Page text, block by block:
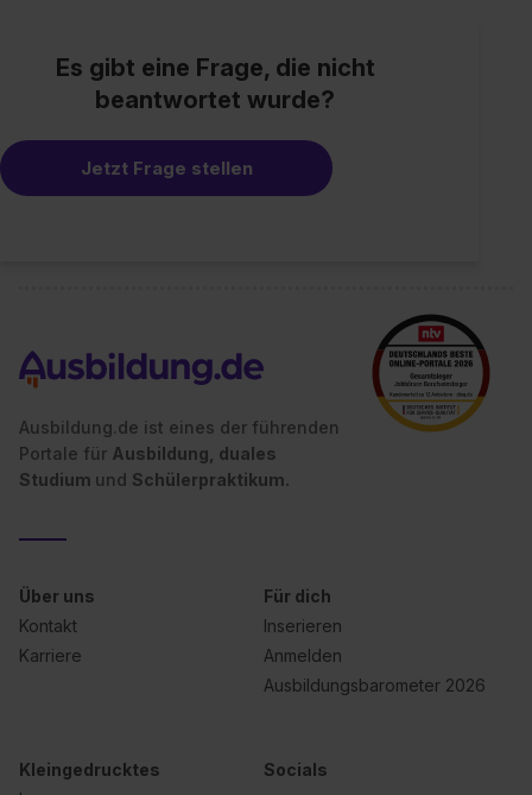
Es gibt eine Frage, die nicht
beantwortet wurde?
Jetzt Frage stellen
Ausbildung.de ist eines der führenden
Portale für Ausbildung, duales
Studium und Schülerpraktikum.
Über uns
Kontakt
Karriere
Für dich
Inserieren
Anmelden
Ausbildungsbarometer 2026
Kleingedrucktes
Socials